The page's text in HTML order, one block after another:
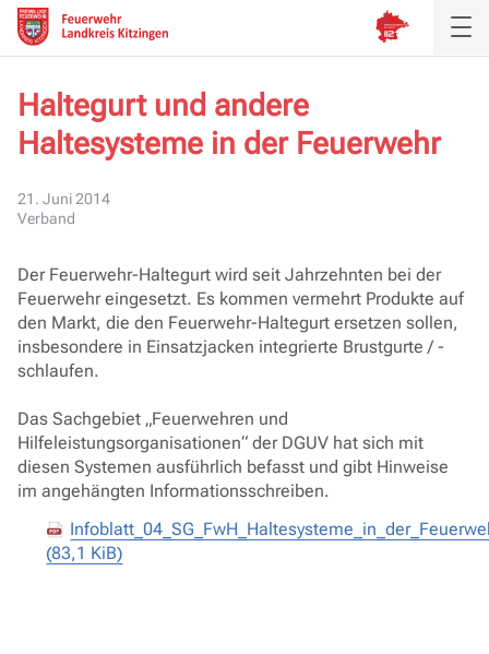
Haltegurt und andere
Haltesysteme in der Feuerwehr
21. Juni 2014
Verband
Der Feuerwehr-Haltegurt wird seit Jahrzehnten bei der
Feuerwehr eingesetzt. Es kommen vermehrt Produkte auf
den Markt, die den Feuerwehr-Haltegurt ersetzen sollen,
insbesondere in Einsatzjacken integrierte Brustgurte / -
schlaufen.
Das Sachgebiet „Feuerwehren und
Hilfeleistungsorganisationen“ der DGUV hat sich mit
diesen Systemen ausführlich befasst und gibt Hinweise
im angehängten Informationsschreiben.
(83,1 KiB)
Aktuelles
Ausbildung
Service